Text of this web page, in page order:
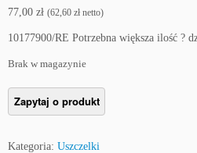
77,00 zł (62,60 zł netto)
10177900/RE Potrzebna większa ilość ?
Brak w magazynie
Kategoria: Uszczelki